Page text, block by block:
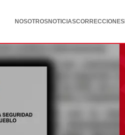
NOSOTROSNOTICIASCORRECCIONES